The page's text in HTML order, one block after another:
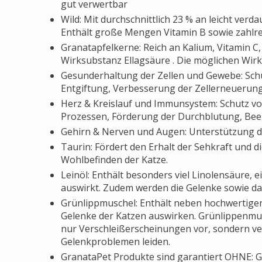
gut verwertbar
Wild: Mit durchschnittlich 23 % an leicht
Enthält große Mengen Vitamin B sowie
Granatapfelkerne: Reich an Kalium, Vitamin
Wirksubstanz Ellagsäure . Die möglichen
Gesunderhaltung der Zellen und Gewebe:
Entgiftung, Verbesserung der
Herz & Kreislauf und Immunsystem: Schutz
Prozessen, Förderung der Durchblutung,
Gehirn & Nerven und Augen: Unterstützung
Taurin: Fördert den Erhalt der Sehkraft und
Wohlbefinden der Katze.
Leinöl: Enthält besonders viel Linolensäure,
auswirkt. Zudem werden die Gelenke sowie
Grünlippmuschel: Enthält neben
Gelenke der Katzen auswirken.
nur Verschleißerscheinungen vor, sondern
Gelenkproblemen leiden.
GranataPet Produkte sind garantiert OHNE: